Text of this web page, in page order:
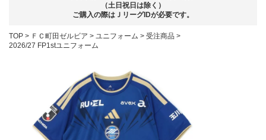
（土日祝日は除く）
ご購入の際はＪリーグIDが必要です。
TOP ＦＣ町田ゼルビア ユニフォーム
受注商品
2026/27 FP1stユニフォーム